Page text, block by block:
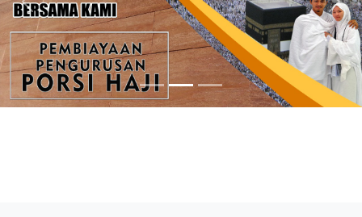
Previous Next